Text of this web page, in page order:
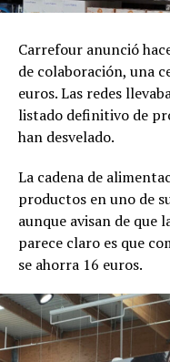
Carrefour anunció
de colaboración, una
euros. Las redes
listado definitivo de
han desvelado.
La cadena de
productos en uno de
aunque avisan de que
parece claro es que
se ahorra 16 euros.